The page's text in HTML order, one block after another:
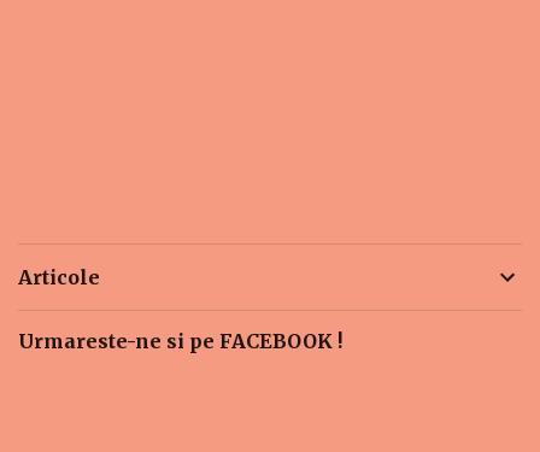
Articole
Urmareste-ne si pe FACEBOOK !